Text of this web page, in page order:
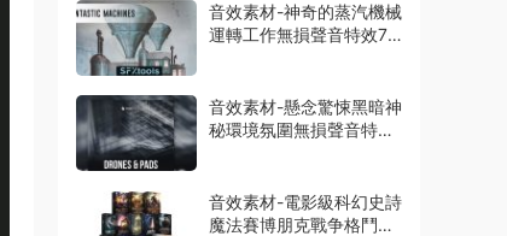
音效素材-神奇的蒸汽機械
運轉工作無損聲音特效73
音效素材-懸念驚悚黑暗神
秘環境氛圍無損聲音特效
音效素材-電影級科幻史詩
魔法賽博朋克戰争格鬥無